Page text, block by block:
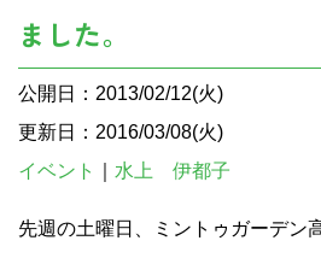
ました。
公開日：2013/02/12(火)
更新日：2016/03/08(火)
イベント
水上 伊都子
先週の土曜日、ミントゥガーデン